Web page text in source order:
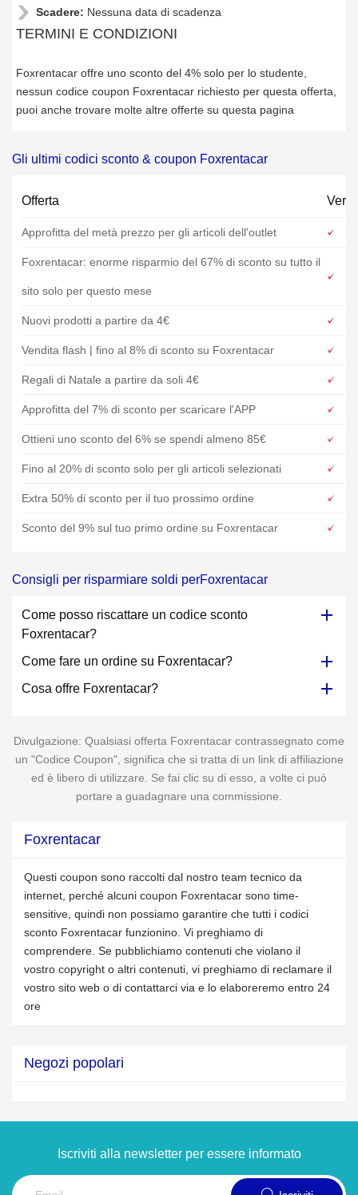
Scadere: Nessuna data di scadenza
TERMINI E CONDIZIONI
Foxrentacar offre uno sconto del 4% solo per lo studente,
nessun codice coupon Foxrentacar richiesto per questa offerta,
puoi anche trovare molte altre offerte su questa pagina
Gli ultimi codici sconto & coupon Foxrentacar
Offerta
Approfitta del metà prezzo per gli articoli dell'outlet
Foxrentacar: enorme risparmio del 67% di sconto su tutto il
sito solo per questo mese
Nuovi prodotti a partire da 4€
Vendita flash | fino al 8% di sconto su Foxrentacar
Regali di Natale a partire da soli 4€
Approfitta del 7% di sconto per scaricare l'APP
Ottieni uno sconto del 6% se spendi almeno 85€
Fino al 20% di sconto solo per gli articoli selezionati
Extra 50% di sconto per il tuo prossimo ordine
Sconto del 9% sul tuo primo ordine su Foxrentacar
Consigli per risparmiare soldi perFoxrentacar
Come posso riscattare un codice sconto
Foxrentacar?
Come fare un ordine su Foxrentacar?
Cosa offre Foxrentacar?
Divulgazione: Qualsiasi offerta Foxrentacar contrassegnato come
un "Codice Coupon", significa che si tratta di un link di affiliazione
ed è libero di utilizzare. Se fai clic su di esso, a volte ci può
portare a guadagnare una commissione.
Foxrentacar
Questi coupon sono raccolti dal nostro team tecnico da
internet, perché alcuni coupon Foxrentacar sono time-
sensitive, quindi non possiamo garantire che tutti i codici
sconto Foxrentacar funzionino. Vi preghiamo di
comprendere. Se pubblichiamo contenuti che violano il
vostro copyright o altri contenuti, vi preghiamo di reclamare il
vostro sito web o di contattarci via e lo elaboreremo entro 24
ore
Negozi popolari
Iscriviti alla newsletter per essere informato